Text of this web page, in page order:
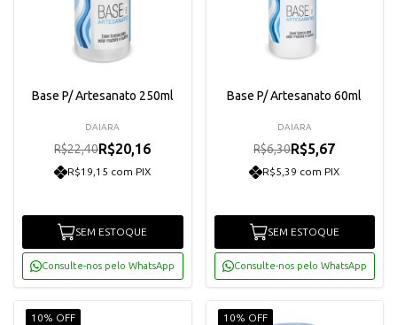
Base P/ Artesanato 250ml
DAIARA
R$22,40R$20,16
R$19,15 com PIX
SEM ESTOQUE
Consulte-nos pelo WhatsApp
Base P/ Artesanato 60ml
DAIARA
R$6,30R$5,67
R$5,39 com PIX
SEM ESTOQUE
Consulte-nos pelo WhatsApp
10% OFF 10% OFF